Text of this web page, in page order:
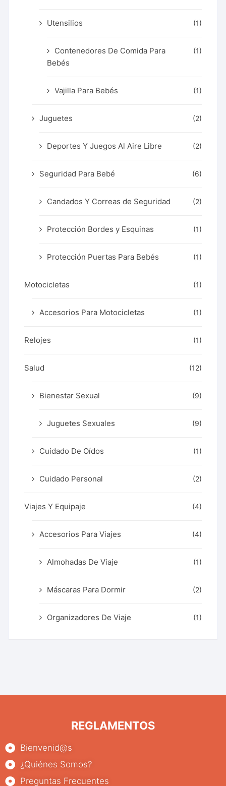
Utensilios (1)
Contenedores De Comida Para
Bebés
(1)
Vajilla Para Bebés (1)
Juguetes (2)
Deportes Y Juegos Al Aire Libre (2)
Seguridad Para Bebé (6)
Candados Y Correas de Seguridad (2)
Protección Bordes y Esquinas (1)
Protección Puertas Para Bebés (1)
Motocicletas (1)
Accesorios Para Motocicletas (1)
Relojes (1)
Salud (12)
Bienestar Sexual (9)
Juguetes Sexuales (9)
Cuidado De Oídos (1)
Cuidado Personal (2)
Viajes Y Equipaje (4)
Accesorios Para Viajes (4)
Almohadas De Viaje (1)
Máscaras Para Dormir (2)
Organizadores De Viaje (1)
REGLAMENTOS
Bienvenid@s
¿Quiénes Somos?
Preguntas Frecuentes